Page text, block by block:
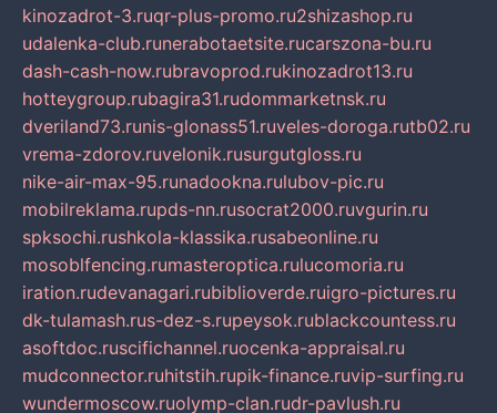
kinozadrot-3.ruqr-plus-promo.ru2shizashop.ru
udalenka-club.runerabotaetsite.rucarszona-bu.ru
dash-cash-now.rubravoprod.rukinozadrot13.ru
hotteygroup.rubagira31.rudommarketnsk.ru
dveriland73.runis-glonass51.ruveles-doroga.rutb02.ru
vrema-zdorov.ruvelonik.rusurgutgloss.ru
nike-air-max-95.runadookna.rulubov-pic.ru
mobilreklama.rupds-nn.rusocrat2000.ruvgurin.ru
spksochi.rushkola-klassika.rusabeonline.ru
mosoblfencing.rumasteroptica.rulucomoria.ru
iration.rudevanagari.rubiblioverde.ruigro-pictures.ru
dk-tulamash.rus-dez-s.rupeysok.rublackcountess.ru
asoftdoc.ruscifichannel.ruocenka-appraisal.ru
mudconnector.ruhitstih.rupik-finance.ruvip-surfing.ru
wundermoscow.ruolymp-clan.rudr-pavlush.ru